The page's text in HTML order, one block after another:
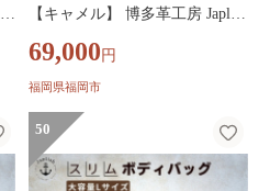
【キャメル】 博多革工房 Japlish
69,000 円
福岡県福岡市
50